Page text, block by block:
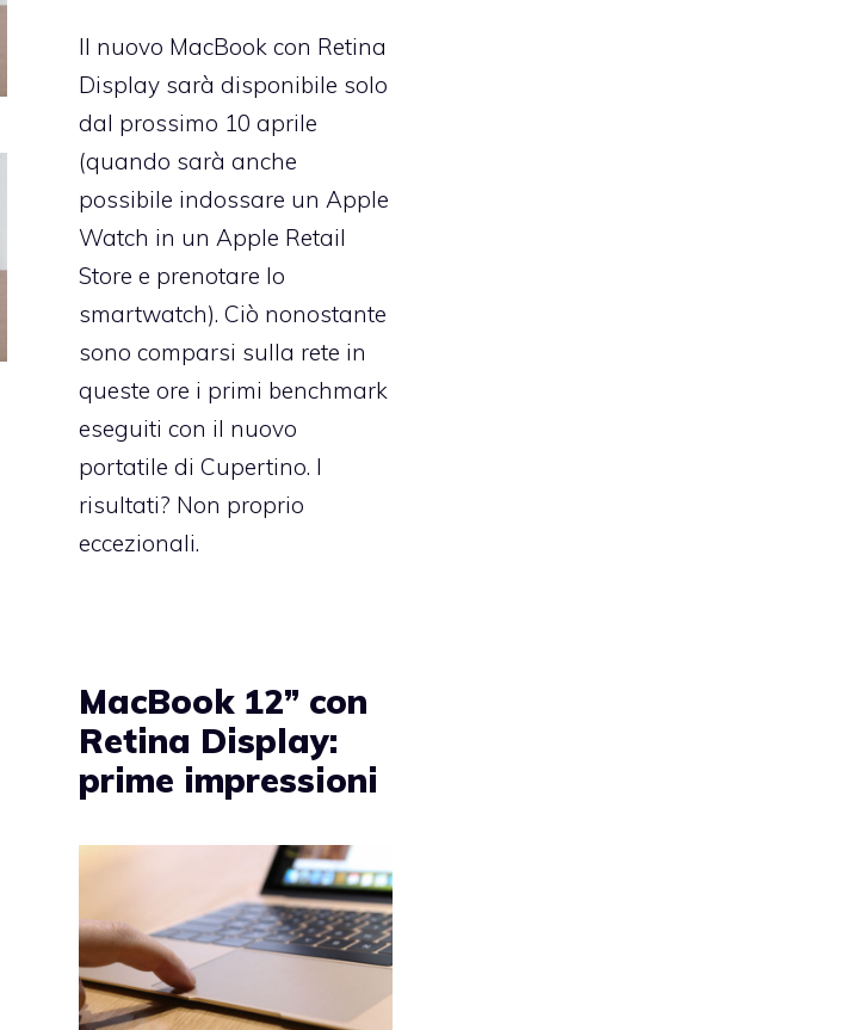
Il nuovo MacBook con Retina
Display sarà disponibile solo
dal prossimo 10 aprile
(quando sarà anche
possibile indossare un Apple
Watch in un Apple Retail
Store e prenotare lo
smartwatch). Ciò nonostante
sono comparsi sulla rete in
queste ore i primi benchmark
eseguiti con il nuovo
portatile di Cupertino. I
risultati? Non proprio
eccezionali.
MacBook 12” con
Retina Display:
prime impressioni